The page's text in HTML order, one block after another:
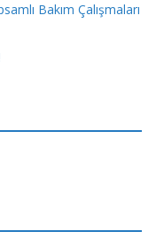
Bakım Çalışmaları